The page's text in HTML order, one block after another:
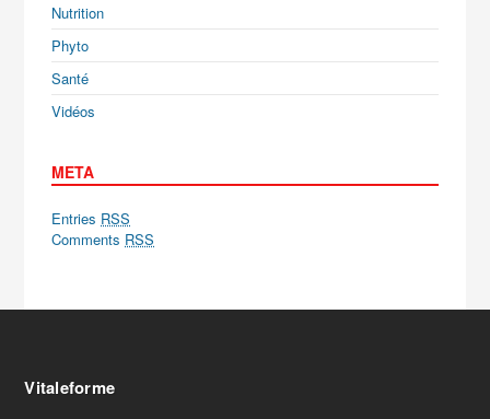
Nutrition
Phyto
Santé
Vidéos
META
Entries RSS
Comments RSS
Vitaleforme